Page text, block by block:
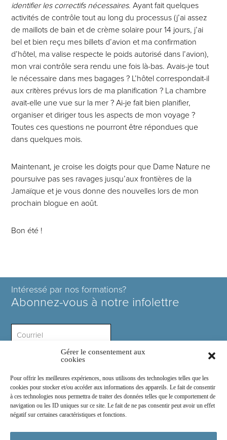
Gérer le consentement aux
cookies
Pour offrir les meilleures expériences, nous utilisons des technologies telles que les
cookies pour stocker et/ou accéder aux informations des appareils. Le fait de consentir
à ces technologies nous permettra de traiter des données telles que le comportement de
navigation ou les ID uniques sur ce site. Le fait de ne pas consentir peut avoir un effet
négatif sur certaines caractéristiques et fonctions.
identifier les correctifs nécessaires. Ayant fait quelques
activités de contrôle tout au long du processus (j’ai assez
de maillots de bain et de crème solaire pour 14 jours, j’ai
bel et bien reçu mes billets d’avion et ma confirmation
d’hôtel, ma valise respecte le poids autorisé dans l’avion),
mon vrai contrôle sera rendu une fois là-bas. Avais-je tout
le nécessaire dans mes bagages ? L’hôtel correspondait-il
aux critères prévus lors de ma planification ? La chambre
avait-elle une vue sur la mer ? Ai-je fait bien planifier,
organiser et diriger tous les aspects de mon voyage ?
Toutes ces questions ne pourront être répondues que
dans quelques mois.
Maintenant, je croise les doigts pour que Dame Nature ne
poursuive pas ses ravages jusqu’aux frontières de la
Jamaïque et je vous donne des nouvelles lors de mon
prochain blogue en août.
Bon été !
Intéressé par nos formations?
Abonnez-vous à notre infolettre